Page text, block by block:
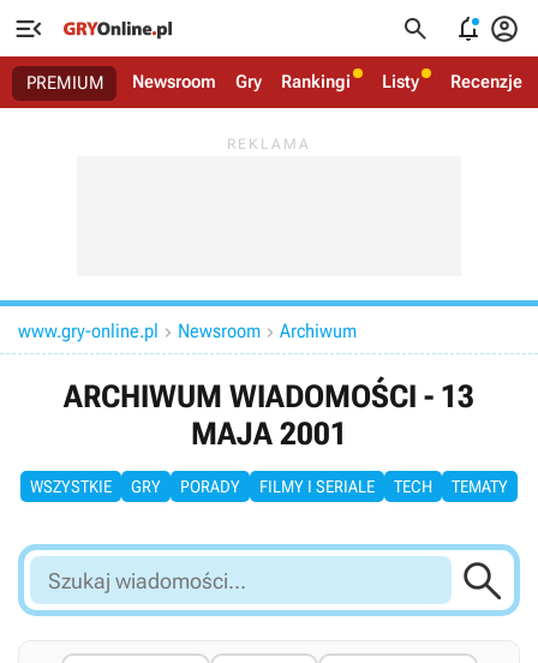
   
PREMIUM Newsroom Gry Rankingi Listy Recenzje
www.gry-online.pl  Newsroom  Archiwum
ARCHIWUM WIADOMOŚCI - 13
MAJA 2001
WSZYSTKIE GRY PORADY FILMY I SERIALE TECH TEMATY
Szukaj
wiadomości...
